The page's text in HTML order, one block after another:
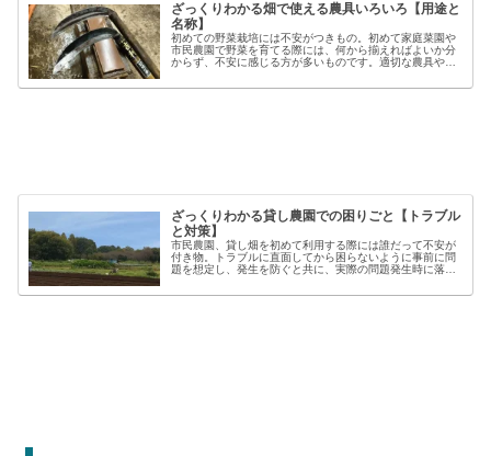
ざっくりわかる畑で使える農具いろいろ【用途と
名称】
初めての野菜栽培には不安がつきもの。初めて家庭菜園や
市民農園で野菜を育てる際には、何から揃えればよいか分
からず、不安に感じる方が多いものです。適切な農具や資
しますが、種類も多く、初心者には...
ざっくりわかる貸し農園での困りごと【トラブル
と対策】
市民農園、貸し畑を初めて利用する際には誰だって不安が
付き物。トラブルに直面してから困らないように事前に問
題を想定し、発生を防ぐと共に、実際の問題発生時に落ち
【困った】と【トラブル】困りごとト...